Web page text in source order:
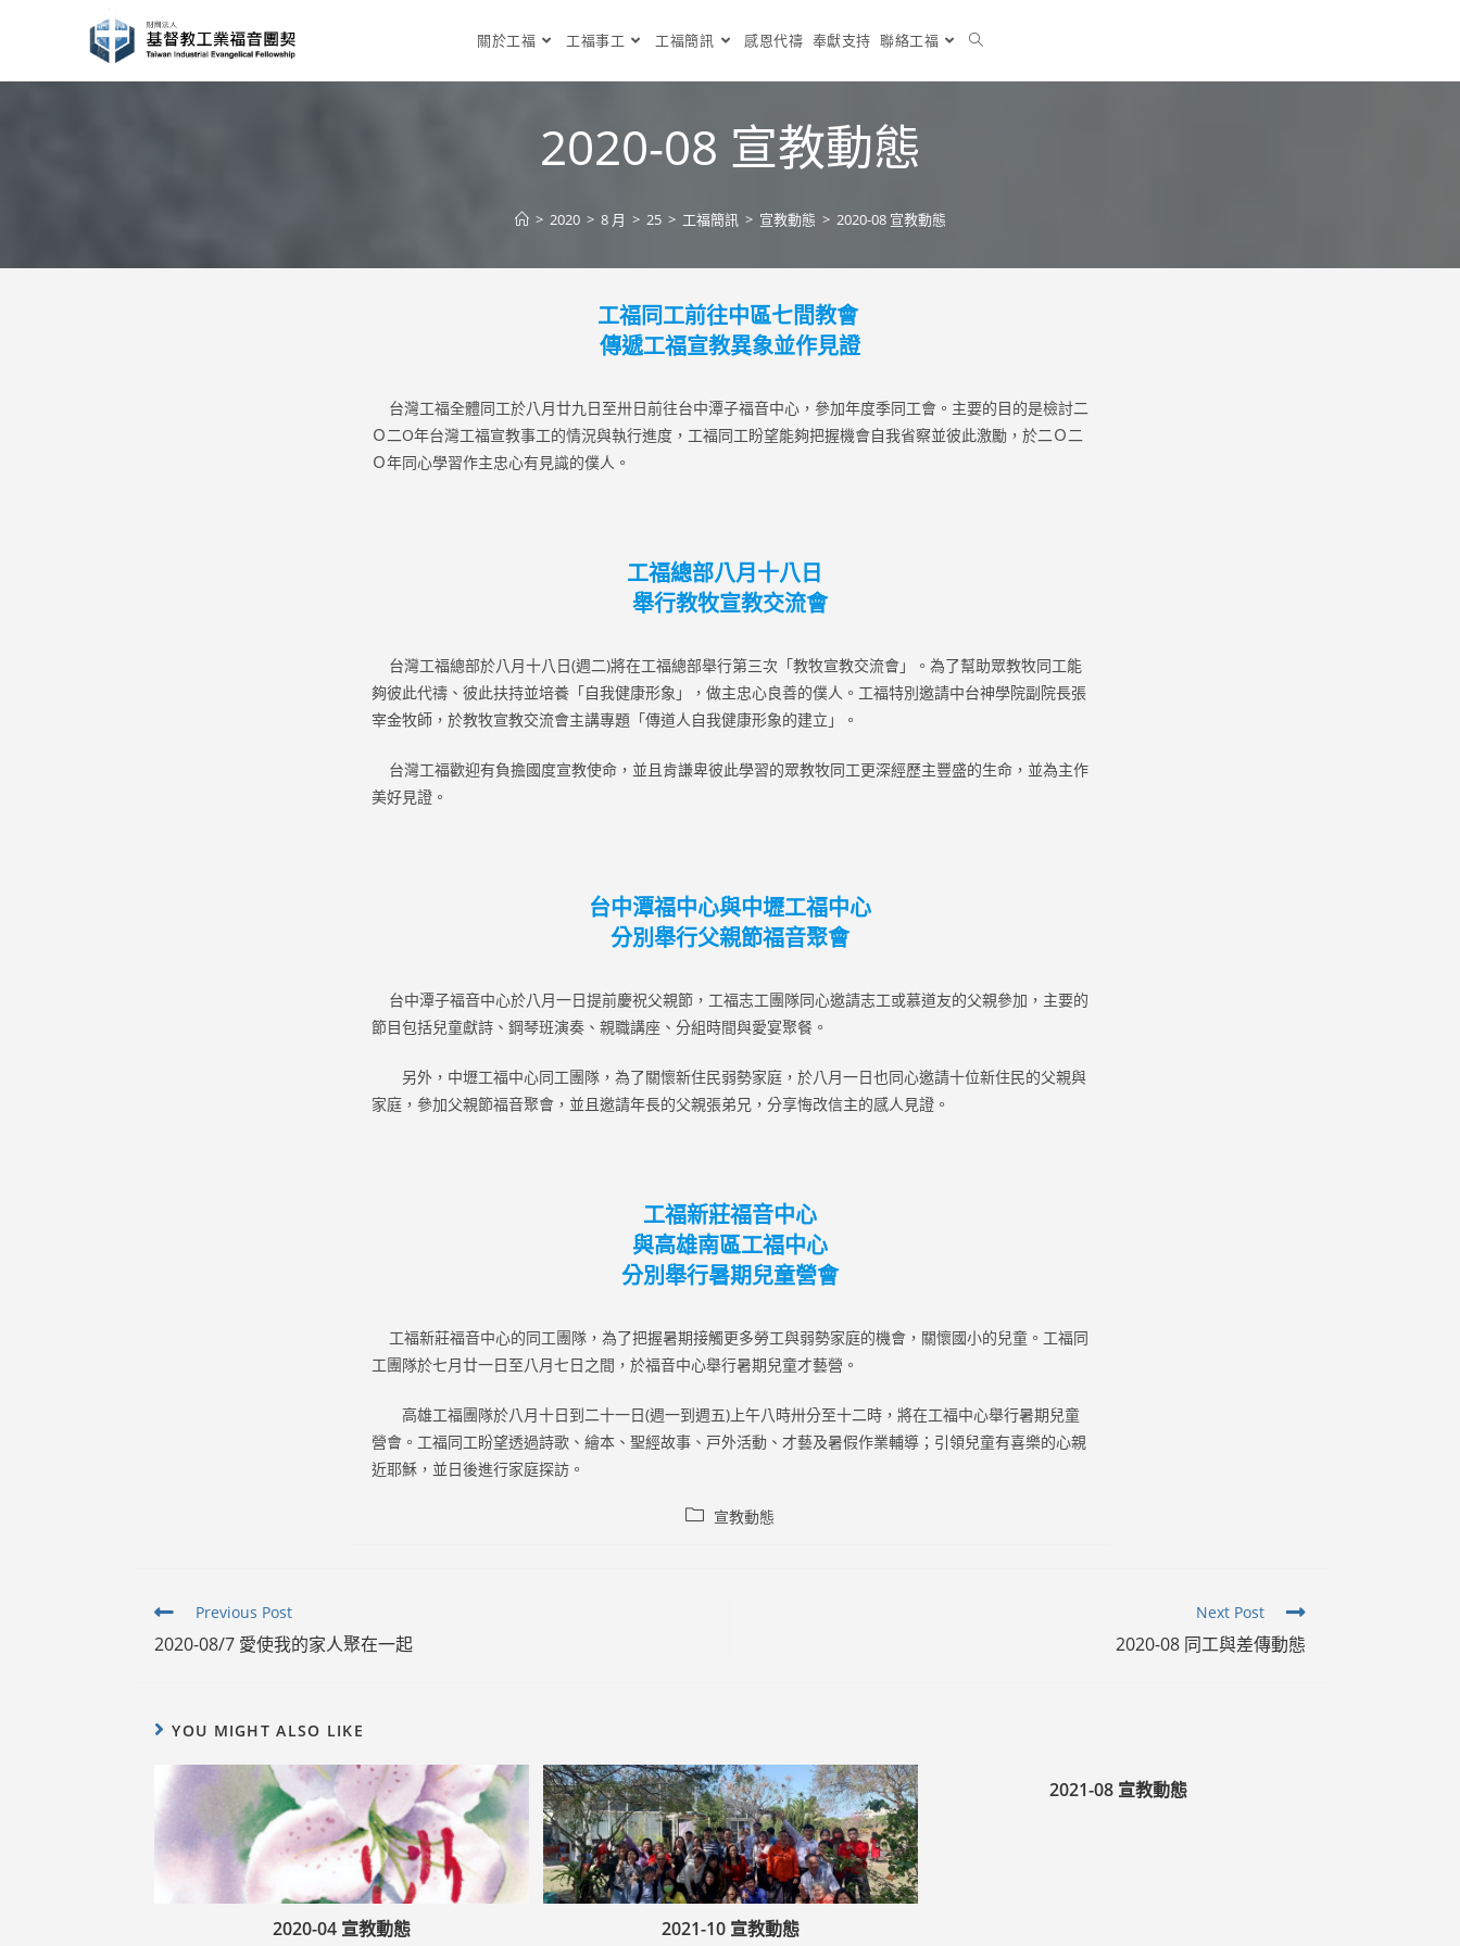
關於工福 工福事工 工福簡訊 感恩代禱 奉獻支持 聯絡工福
2020-08 宣教動態
> 2020 > 8 月 > 25 > 工福簡訊 > 宣教動態 > 2020-08 宣教動態
工福同工前往中區七間教會
傳遞工福宣教異象並作見證
台灣工福全體同工於八月廿九日至卅日前往台中潭子福音中心，參加年度季同工會。主要的目的是檢討二
Ｏ二O年台灣工福宣教事工的情況與執行進度，工福同工盼望能夠把握機會自我省察並彼此激勵，於二Ｏ二
Ｏ年同心學習作主忠心有見識的僕人。
工福總部八月十八日
舉行教牧宣教交流會
台灣工福總部於八月十八日(週二)將在工福總部舉行第三次「教牧宣教交流會」。為了幫助眾教牧同工能
夠彼此代禱、彼此扶持並培養「自我健康形象」，做主忠心良善的僕人。工福特別邀請中台神學院副院長張
宰金牧師，於教牧宣教交流會主講專題「傳道人自我健康形象的建立」。
台灣工福歡迎有負擔國度宣教使命，並且肯謙卑彼此學習的眾教牧同工更深經歷主豐盛的生命，並為主作
美好見證。
台中潭福中心與中壢工福中心
分別舉行父親節福音聚會
台中潭子福音中心於八月一日提前慶祝父親節，工福志工團隊同心邀請志工或慕道友的父親參加，主要的
節目包括兒童獻詩、鋼琴班演奏、親職講座、分組時間與愛宴聚餐。
另外，中壢工福中心同工團隊，為了關懷新住民弱勢家庭，於八月一日也同心邀請十位新住民的父親與
家庭，參加父親節福音聚會，並且邀請年長的父親張弟兄，分享悔改信主的感人見證。
工福新莊福音中心
與高雄南區工福中心
分別舉行暑期兒童營會
工福新莊福音中心的同工團隊，為了把握暑期接觸更多勞工與弱勢家庭的機會，關懷國小的兒童。工福同
工團隊於七月廿一日至八月七日之間，於福音中心舉行暑期兒童才藝營。
高雄工福團隊於八月十日到二十一日(週一到週五)上午八時卅分至十二時，將在工福中心舉行暑期兒童
營會。工福同工盼望透過詩歌、繪本、聖經故事、戸外活動、才藝及暑假作業輔導；引領兒童有喜樂的心親
近耶穌，並日後進行家庭探訪。
Post 宣教動態
Read
articles
Previous Post
2020-08/7 愛使我的家人聚在一起
Next Post
2020-08 同工與差傳動態
YOU MIGHT ALSO LIKE
2020-04 宣教動態 2021-10 宣教動態
2021-08 宣教動態